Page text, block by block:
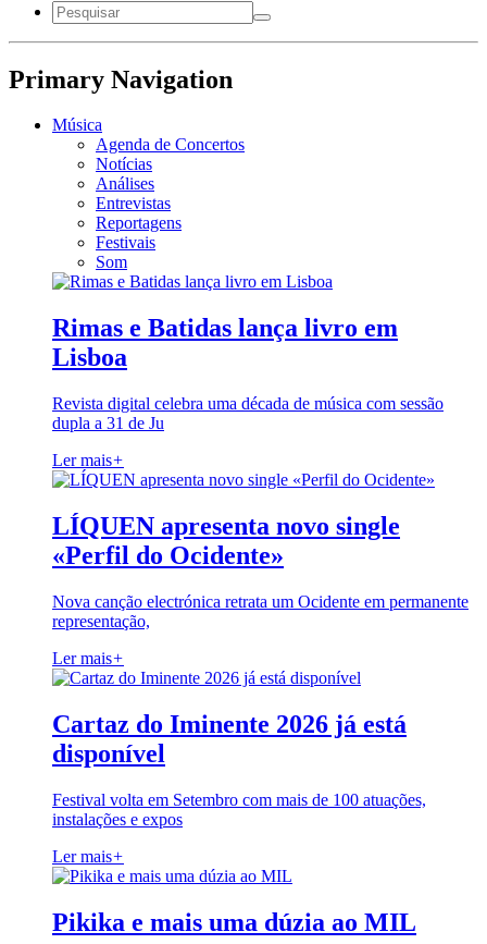
Primary Navigation
Música
Agenda de Concertos
Notícias
Análises
Entrevistas
Reportagens
Festivais
Som
Rimas e Batidas lança livro em
Lisboa
Revista digital celebra uma década de música com sessão
dupla a 31 de Ju
Ler mais+
LÍQUEN apresenta novo single
«Perfil do Ocidente»
Nova canção electrónica retrata um Ocidente em permanente
representação,
Ler mais+
Cartaz do Iminente 2026 já está
disponível
Festival volta em Setembro com mais de 100 atuações,
instalações e expos
Ler mais+
Pikika e mais uma dúzia ao MIL